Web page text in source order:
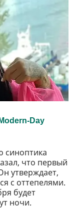
синоптика
что первый
утверждает,
с оттепелями.
будет
ночи.